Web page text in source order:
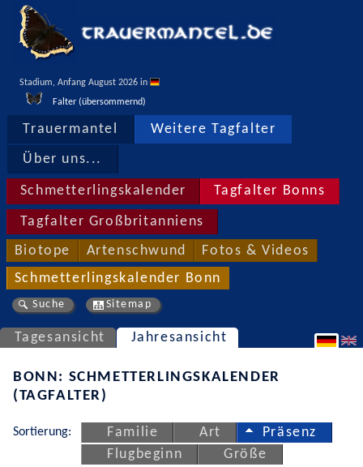
Stadium, Anfang August 2026 in
Falter (übersommernd)
Trauermantel Weitere Tagfalter
Über uns...
Schmetterlingskalender Tagfalter Bonns
Tagfalter Großbritanniens
Biotope Artenschwund Fotos & Videos
Schmetterlingskalender Bonn
Suche Sitemap
Tagesansicht Jahresansicht
BONN: SCHMETTERLINGSKALENDER
(TAGFALTER)
Sortierung: Familie Art
Präsenz
Flugbeginn
Größe